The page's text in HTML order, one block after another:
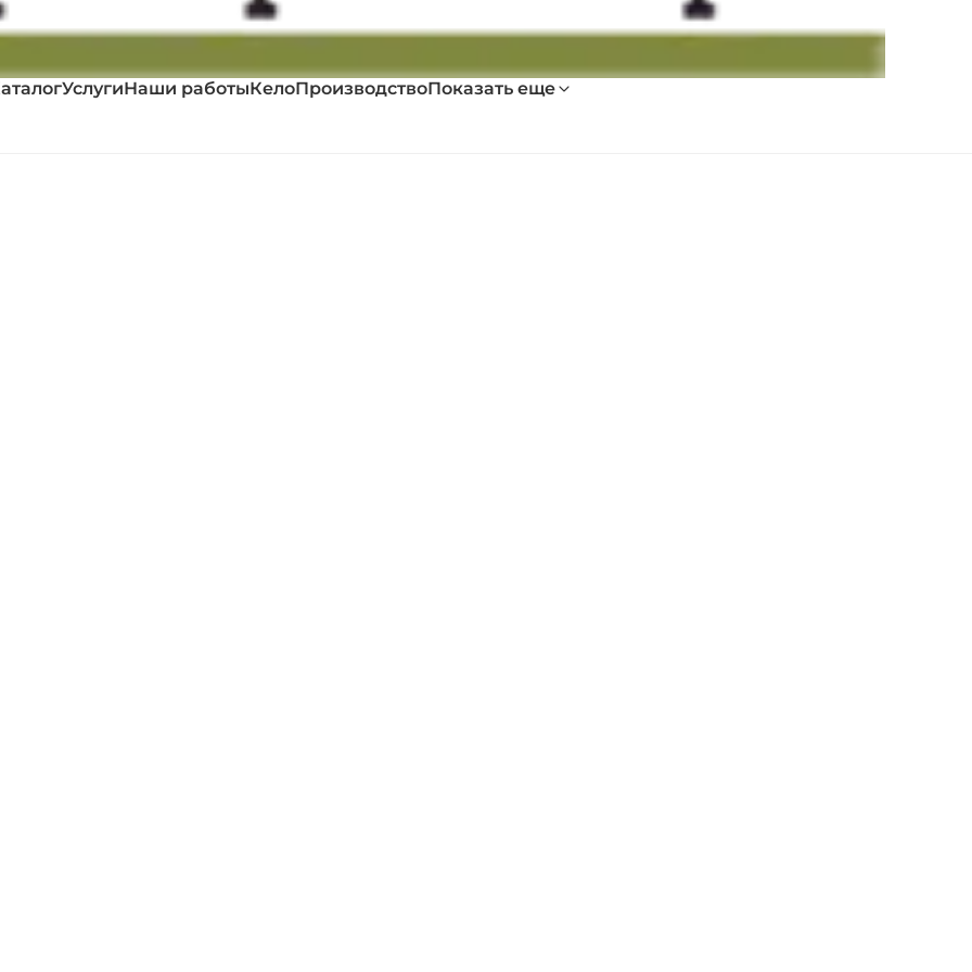
УслугиНаши работыКелоПроизводствоПоказать еще